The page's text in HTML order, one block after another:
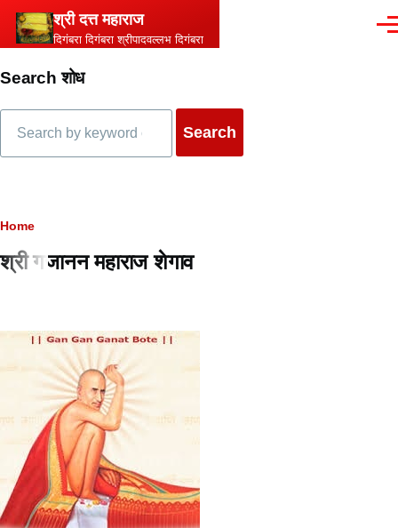
Skip to main content
श्री दत्त महाराज
दिगंबरा दिगंबरा श्रीपादवल्लभ दिगंबरा
Search शोध
Breadcrumb
Home
श्री गजानन महाराज शेगाव
Content